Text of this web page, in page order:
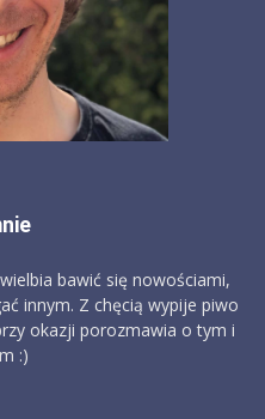
bawić się nowościami,
innym. Z chęcią wypije piwo
okazji porozmawia o tym i
:)